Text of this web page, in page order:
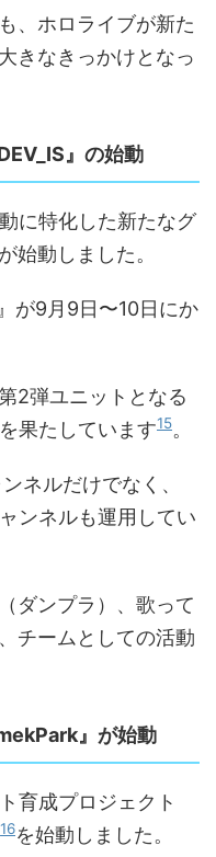
、ホロライブが新た
きなきっかけとなっ
』の始動
に特化した新たなグ
が始動しました。
が9月9日〜10日にか
2弾ユニットとなる
果たしています15。
ネルだけでなく、
ンネルも運用してい
ダンプラ）、歌って
チームとしての活動
』が始動
育成プロジェクト
16を始動しました。